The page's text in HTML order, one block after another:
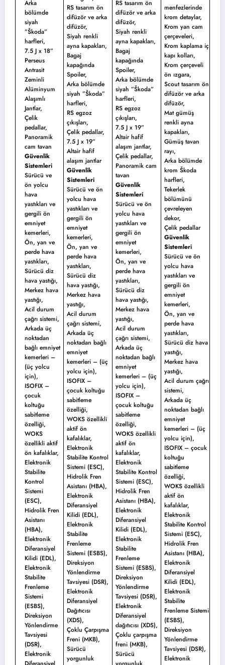
Arka
bölümde
siyah
”Škoda”
harfleri,
7.5 J x 18”
Perseus
Antrasit
Zeminli
Alüminyum
Alaşımlı
Jantlar,
Çelik
pedallar,
Panoramik
cam tavan
Güvenlik
Sistemleri
Sürücü ve
ön yolcu
hava
yastıkları ve
gergili ön
emniyet
kemerleri,
Ön, yan ve
perde hava
yastıkları,
Sürücü diz
hava yastığı,
Merkez hava
yastığı,
Acil durum
çağrı sistemi,
Arkada üç
noktadan
bağlı emniyet
kemerleri –
(üç yolcu
için),
ISOFIX –
çocuk
koltuğu
sabitleme
özelliği,
WOKS
özellikli aktif
ön kafalıklar,
Elektronik
Stabilite
Kontrol
Sistemi
(ESC),
Hidrolik Fren
Asistanı
(HBA),
Elektronik
Diferansiyel
Kilidi (EDL),
Elektronik
Stabilite
Frenleme
Sistemi
(ESBS),
Direksiyon
Yönlendirme
Tavsiyesi
(DSR),
Elektronik
RS tasarım ön
difüzör ve arka
difüzör,
Siyah renkli
ayna kapakları,
Bagaj
kapağında
Spoiler,
Arka bölümde
siyah ”Škoda”
harfleri,
RS egzoz
çıkışları,
Çelik pedallar,
7.5 J x 19”
Altair hafif
alaşım jantlar
Güvenlik
Sistemleri
Sürücü ve ön
yolcu hava
yastıkları ve
gergili ön
emniyet
kemerleri,
Ön, yan ve
perde hava
yastıkları,
Sürücü diz
hava yastığı,
Merkez hava
yastığı,
Acil durum
çağrı sistemi,
Arkada üç
noktadan bağlı
emniyet
kemerleri – (üç
yolcu için),
ISOFIX –
çocuk koltuğu
sabitleme
özelliği,
WOKS özellikli
aktif ön
kafalıklar,
Elektronik
Stabilite Kontrol
Sistemi (ESC),
Hidrolik Fren
Asistanı (HBA),
Elektronik
Diferansiyel
Kilidi (EDL),
Elektronik
Stabilite
Frenleme
Sistemi (ESBS),
Direksiyon
Yönlendirme
Tavsiyesi (DSR),
Elektronik
Diferansiyel
Dağıtıcısı
(XDS),
Çoklu Çarpışma
Freni (MKB),
Sürücü
yorgunluk
RS tasarım ön
difüzör ve arka
difüzör,
Siyah renkli
ayna kapakları,
Bagaj
kapağında
Spoiler,
Arka bölümde
siyah ”Škoda”
harfleri,
RS egzoz
çıkışları,
7.5 J x 19”
Altair hafif
alaşım jantlar,
Çelik pedallar,
Panoramik cam
tavan
Güvenlik
Sistemleri
Sürücü ve ön
yolcu hava
yastıkları ve
gergili ön
emniyet
kemerleri,
Ön, yan ve
perde hava
yastıkları,
Sürücü diz
hava yastığı,
Merkez hava
yastığı,
Acil durum
çağrı sistemi,
Arkada üç
noktadan bağlı
emniyet
kemerleri – (üç
yolcu için),
ISOFIX –
çocuk koltuğu
sabitleme
özelliği,
WOKS özellikli
aktif ön
kafalıklar,
Elektronik
Stabilite Kontrol
Sistemi (ESC),
Hidrolik Fren
Asistanı (HBA),
Elektronik
Diferansiyel
Kilidi (EDL),
Elektronik
Stabilite
Frenleme
Sistemi (ESBS),
Direksiyon
Yönlendirme
Tavsiyesi (DSR),
Elektronik
Diferansiyel
dağıtıcısı (XDS),
Çoklu çarpışma
freni (MKB),
Sürücü
menfezlerinde
krom detaylar,
Krom yan cam
çerçeveleri,
Krom kaplama iç
kapı kolları,
Krom çerçeveli
ön ızgara,
Scout tasarım ön
difüzör ve arka
difüzör,
Mat gümüş
renkli ayna
kapakları,
Gümüş tavan
rayı,
Arka bölümde
krom Škoda
harfleri,
Tekerlek
bölümünü
çevreleyen
dekor,
Çelik pedallar
Güvenlik
Sistemleri
Sürücü ve ön
yolcu hava
yastıkları ve
gergili ön
emniyet
kemerleri,
Ön, yan ve
perde hava
yastıkları,
Sürücü diz hava
yastığı,
Merkez hava
yastığı,
Acil durum çağrı
sistemi,
Arkada üç
noktadan bağlı
emniyet
kemerleri – (üç
yolcu için),
ISOFIX – çocuk
koltuğu
sabitleme
özelliği,
WOKS özellikli
aktif ön
kafalıklar,
Elektronik
Stabilite Kontrol
Sistemi (ESC),
Hidrolik Fren
Asistanı (HBA),
Elektronik
Diferansiyel
Kilidi (EDL),
Elektronik
Stabilite
Frenleme Sistemi
(ESBS),
Direksiyon
Yönlendirme
Tavsiyesi (DSR),
Elektronik